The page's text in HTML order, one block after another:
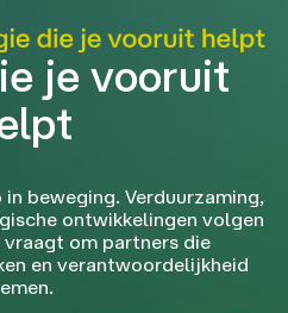
je vooruit
beweging. Verduurzaming,
ontwikkelingen volgen
vraagt om partners die
en verantwoordelijkheid